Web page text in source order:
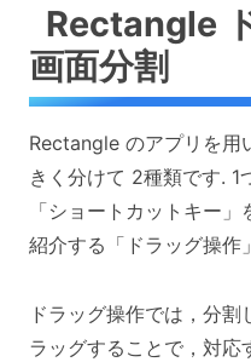
Rectangle
画面分割
Rectangle のアプリを用
きく分けて 2種類です. 1
「ショートカットキー
紹介する「ドラッグ操作
ドラッグ操作では，分
ラッグすることで，対応